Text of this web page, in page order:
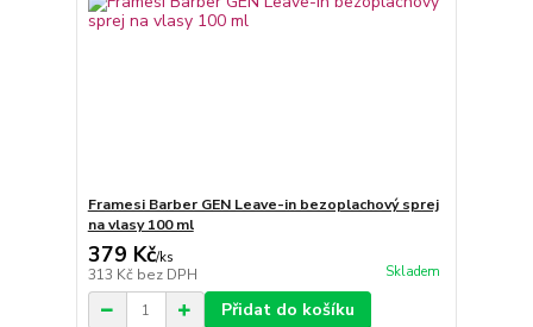
Framesi Barber GEN Leave-in bezoplachový sprej
na vlasy 100 ml
379 Kč/ks
313 Kč bez DPH Skladem
Přidat do košíku